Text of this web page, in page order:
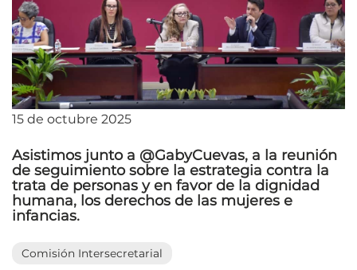
15 de octubre 2025
Asistimos junto a @GabyCuevas, a la reunión
de seguimiento sobre la estrategia contra la
trata de personas y en favor de la dignidad
humana, los derechos de las mujeres e
infancias.
Comisión Intersecretarial